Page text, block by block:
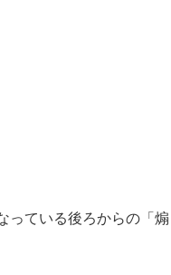
っている後ろからの「煽